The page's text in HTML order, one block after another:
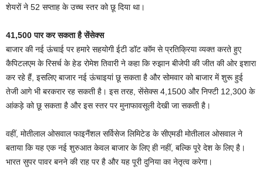
शेयरों ने 52 सप्ताह के उच्च स्तर को छू दिया था।
41,500 पार कर सकता है सेंसेक्स
बाजार की नई ऊंचाई पर हमारे सहयोगी ईटी डॉट कॉम से प्रतिक्रिया व्यक्त करते हुए
कैपिटलएम के रिसर्च के हेड रोमेश तिवारी ने कहा कि रुझान बीजेपी की जीत की ओर इशारा
कर रहे हैं, इसलिए बाजार नई ऊंचाइयां छू सकता है और सोमवार को बाजार में शुरू हुई
तेजी आगे भी बरकरार रह सकती है। इस तरह, सेंसेक्स 4,1500 और निफ्टी 12,300 के
आंकड़े को छू सकता है और इस स्तर पर मुनाफावसूली देखी जा सकती है।
वहीं, मोतीलाल ओसवाल फाइनैंशल सर्विसेज लिमिटेड के सीएमडी मोतीलाल ओसवाल ने
बताया कि यह एक नई शुरुआत केवल बाजार के लिए ही नहीं, बल्कि पूरे देश के लिए है।
भारत सुपर पावर बनने की राह पर है और यह पूरी दुनिया का नेतृत्व करेगा।